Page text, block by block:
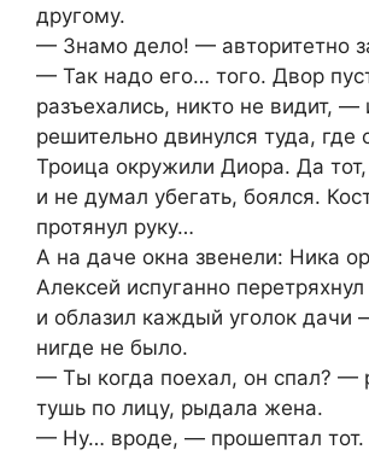
другому.
— Знамо дело! — авторитетно
— Так надо его… того. Двор
разъехались, никто не видит, —
решительно двинулся туда, где
Троица окружили Диора. Да тот,
и не думал убегать, боялся.
протянул руку…
А на даче окна звенели: Ника
Алексей испуганно
и облазил каждый уголок дачи
нигде не было.
— Ты когда поехал, он спал? —
тушь по лицу, рыдала жена.
— Ну… вроде, — прошептал тот.